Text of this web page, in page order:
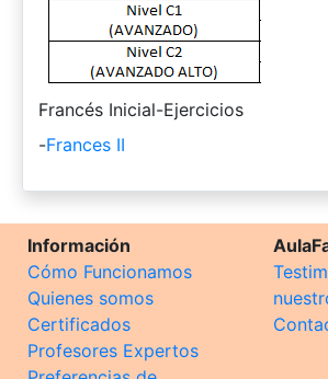
-
Francés Inicial-Ejercicios
-Frances II
Información
Cómo Funcionamos
Quienes somos
Certificados
Profesores Expertos